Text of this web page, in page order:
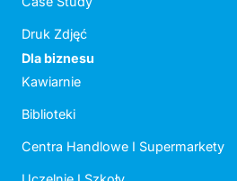
Druk Zdjęć
Dla biznesu
Kawiarnie
Biblioteki
Centra Handlowe I Supermarkety